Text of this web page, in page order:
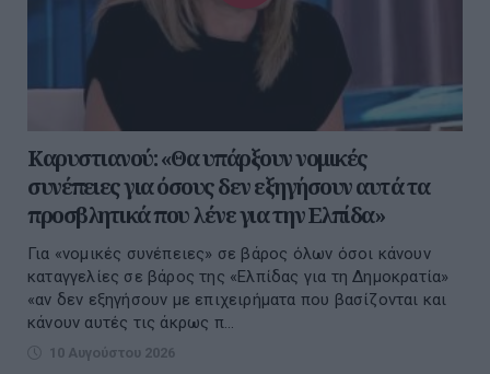
Καρυστιανού: «Θα υπάρξουν νομικές
συνέπειες για όσους δεν εξηγήσουν αυτά τα
προσβλητικά που λένε για την Ελπίδα»
Για «νομικές συνέπειες» σε βάρος όλων όσοι κάνουν
καταγγελίες σε βάρος της «Ελπίδας για τη Δημοκρατία»
«αν δεν εξηγήσουν με επιχειρήματα που βασίζονται και
κάνουν αυτές τις άκρως π...
10 Αυγούστου 2026